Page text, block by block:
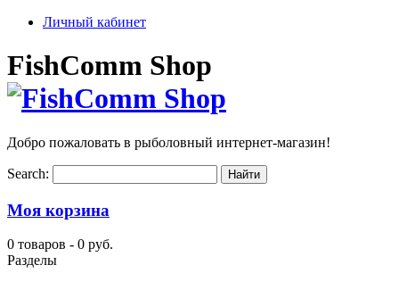
Личный кабинет
FishComm Shop
Добро пожаловать в рыболовный интернет-магазин!
Search:
Моя корзина
0 товаров - 0 руб.
Разделы